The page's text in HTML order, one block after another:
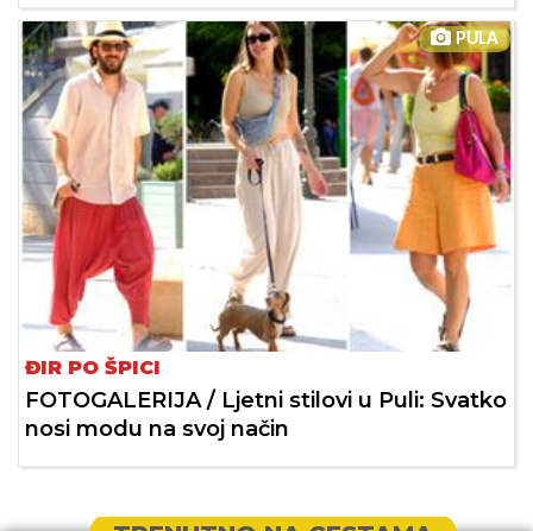
PULA
ĐIR PO ŠPICI
FOTOGALERIJA / Ljetni stilovi u Puli: Svatko
nosi modu na svoj način